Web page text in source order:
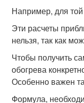
Например, для
Эти расчеты
нельзя, так как
Чтобы получить
обогрева
Особенно важен
Формула,